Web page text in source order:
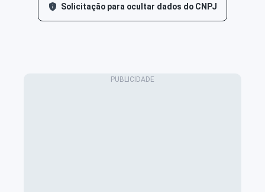
Solicitação para ocultar dados do CNPJ